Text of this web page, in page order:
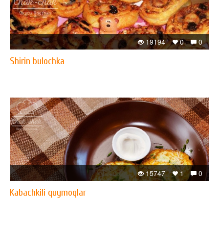
0
0
19194
Shirin bulochka
0
1
15747
Kabachkili quymoqlar